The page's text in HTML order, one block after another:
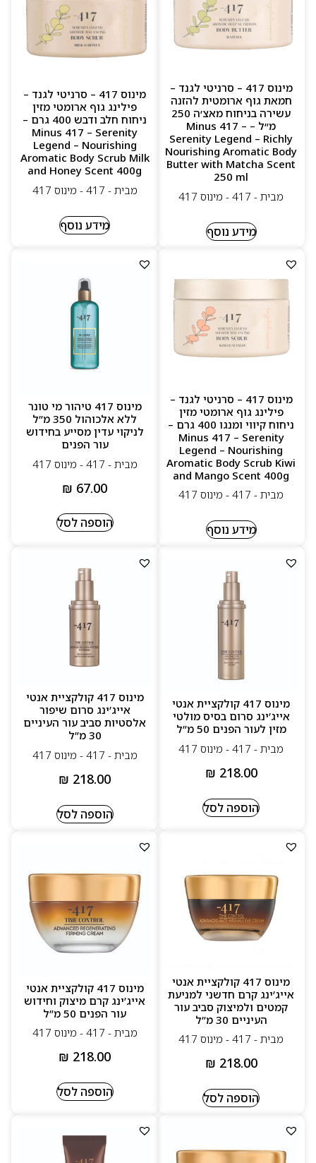
מינוס 417 – סרניטי לגנד –
חמאת גוף ארומטית להזנה
עשירה בניחוח מאצ׳ה 250
מ״ל – Minus 417 –
Serenity Legend – Richly
Nourishing Aromatic Body
Butter with Matcha Scent
250 ml
מבית - 417 - מינוס 417
מידע נוסף
מינוס 417 – סרניטי לגנד –
פילינג גוף ארומטי מזין
ניחוח חלב ודבש 400 גרם –
Minus 417 – Serenity
Legend – Nourishing
Aromatic Body Scrub Milk
and Honey Scent 400g
מבית - 417 - מינוס 417
מידע נוסף
מינוס 417 – סרניטי לגנד –
פילינג גוף ארומטי מזין
ניחוח קיווי ומנגו 400 גרם –
Minus 417 – Serenity
Legend – Nourishing
Aromatic Body Scrub Kiwi
and Mango Scent 400g
מבית - 417 - מינוס 417
מידע נוסף
מינוס 417 טיהור מי טונר
ללא אלכוהול 350 מ”ל
לניקוי עדין מסייע בחידוש
עור הפנים
מבית - 417 - מינוס 417
₪ 67.00
הוספה לסל
מינוס 417 קולקציית אנטי
אייג’ינג סרום בסיס מולטי
מזין לעור הפנים 50 מ”ל
מבית - 417 - מינוס 417
₪ 218.00
הוספה לסל
מינוס 417 קולקציית אנטי
אייג’ינג סרום שיפור
אלסטיות סביב עור העיניים
30 מ”ל
מבית - 417 - מינוס 417
₪ 218.00
הוספה לסל
מינוס 417 קולקציית אנטי
אייג’ינג קרם חדשני למניעת
קמטים ולמיצוק סביב עור
העיניים 30 מ”ל
מבית - 417 - מינוס 417
₪ 218.00
הוספה לסל
מינוס 417 קולקציית אנטי
אייג’ינג קרם מיצוק וחידוש
עור הפנים 50 מ”ל
מבית - 417 - מינוס 417
₪ 218.00
הוספה לסל